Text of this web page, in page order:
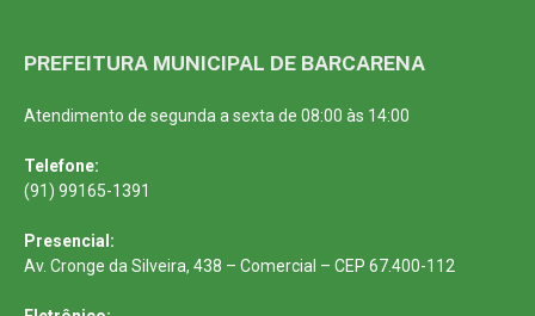
PREFEITURA MUNICIPAL DE BARCARENA
Atendimento de segunda a sexta de 08:00 às 14:00
Telefone:
(91) 99165-1391
Presencial:
Av. Cronge da Silveira, 438 – Comercial – CEP 67.400-112